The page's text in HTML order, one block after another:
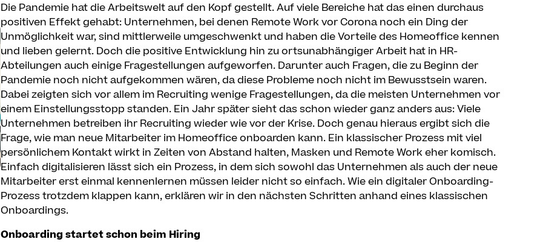
Die Pandemie hat die Arbeitswelt auf den Kopf gestellt. Auf viele Bereiche hat das einen durchaus
positiven Effekt gehabt: Unternehmen, bei denen Remote Work vor Corona noch ein Ding der
Unmöglichkeit war, sind mittlerweile umgeschwenkt und haben die Vorteile des Homeoffice kennen
und lieben gelernt. Doch die positive Entwicklung hin zu ortsunabhängiger Arbeit hat in HR-
Abteilungen auch einige Fragestellungen aufgeworfen. Darunter auch Fragen, die zu Beginn der
Pandemie noch nicht aufgekommen wären, da diese Probleme noch nicht im Bewusstsein waren.
Dabei zeigten sich vor allem im Recruiting wenige Fragestellungen, da die meisten Unternehmen vor
einem Einstellungsstopp standen. Ein Jahr später sieht das schon wieder ganz anders aus: Viele
Unternehmen betreiben ihr Recruiting wieder wie vor der Krise. Doch genau hieraus ergibt sich die
Frage, wie man neue Mitarbeiter im Homeoffice onboarden kann. Ein klassischer Prozess mit viel
persönlichem Kontakt wirkt in Zeiten von Abstand halten, Masken und Remote Work eher komisch.
Einfach digitalisieren lässt sich ein Prozess, in dem sich sowohl das Unternehmen als auch der neue
Mitarbeiter erst einmal kennenlernen müssen leider nicht so einfach. Wie ein digitaler Onboarding-
Prozess trotzdem klappen kann, erklären wir in den nächsten Schritten anhand eines klassischen
Onboardings.
Onboarding startet schon beim Hiring